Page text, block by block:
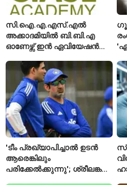
സി.ഐ.എ.എസ്.എൽ
അക്കാദമിയിൽ ബി.ബി.എ
ഓണേഴ്സ് ഇൻ ഏവിയേഷൻ
ഈമാസം 12 വരെ
'ടീം പ്രഖ്യാപിച്ചാൽ ഉടൻ
ആരെങ്കിലും
പരിക്കേൽക്കുന്നു'; ശ്രീലങ്കൻ